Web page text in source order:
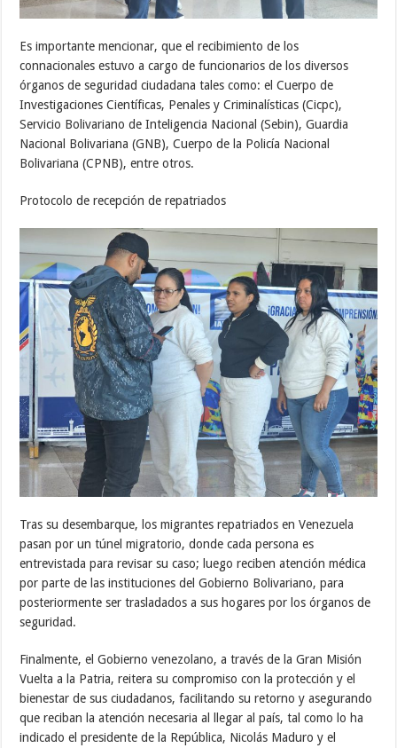
Es importante mencionar, que el recibimiento de los
connacionales estuvo a cargo de funcionarios de los diversos
órganos de seguridad ciudadana tales como: el Cuerpo de
Investigaciones Científicas, Penales y Criminalísticas (Cicpc),
Servicio Bolivariano de Inteligencia Nacional (Sebin), Guardia
Nacional Bolivariana (GNB), Cuerpo de la Policía Nacional
Bolivariana (CPNB), entre otros.
Protocolo de recepción de repatriados
Tras su desembarque, los migrantes repatriados en Venezuela
pasan por un túnel migratorio, donde cada persona es
entrevistada para revisar su caso; luego reciben atención médica
por parte de las instituciones del Gobierno Bolivariano, para
posteriormente ser trasladados a sus hogares por los órganos de
seguridad.
Finalmente, el Gobierno venezolano, a través de la Gran Misión
Vuelta a la Patria, reitera su compromiso con la protección y el
bienestar de sus ciudadanos, facilitando su retorno y asegurando
que reciban la atención necesaria al llegar al país, tal como lo ha
indicado el presidente de la República, Nicolás Maduro y el